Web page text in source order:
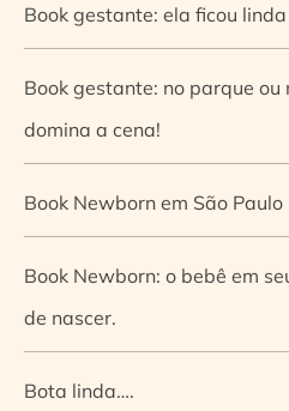
Book gestante: ela ficou
Book gestante: no parque
domina a cena!
Book Newborn em São Paulo
Book Newborn: o bebê em
de nascer.
Bota linda….